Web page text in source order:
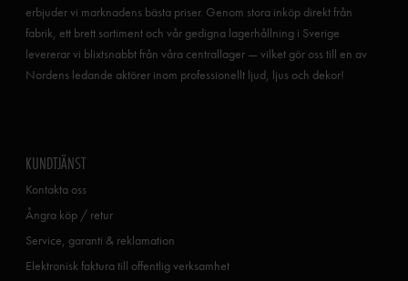
erbjuder vi marknadens bästa priser. Genom stora inköp direkt från
fabrik, ett brett sortiment och vår gedigna lagerhållning i Sverige
levererar vi blixtsnabbt från våra centrallager — vilket gör oss till en av
Nordens ledande aktörer inom professionellt ljud, ljus och dekor!
KUNDTJÄNST
Kontakta oss
Ångra köp / retur
Service, garanti & reklamation
Elektronisk faktura till offentlig verksamhet